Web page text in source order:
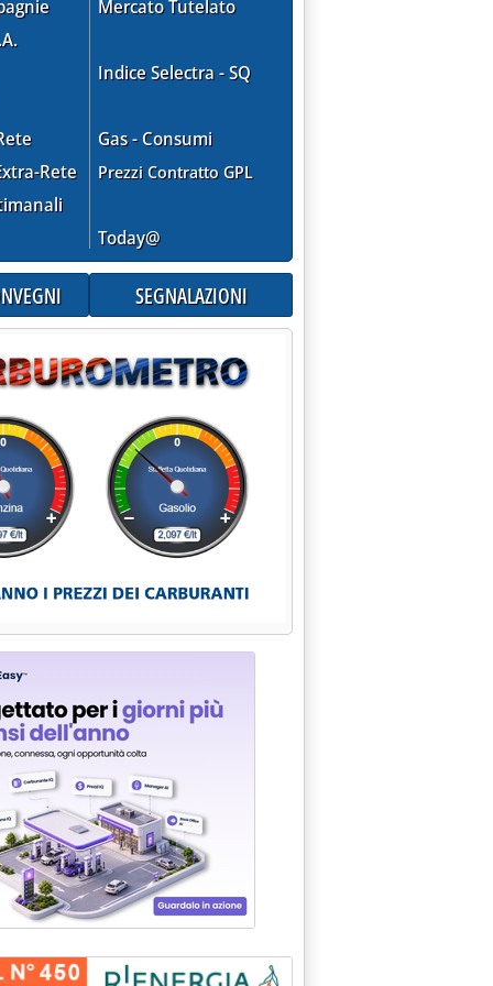
Rete
Mercato Tutelato
Indice Selectra - SQ
Gas - Consumi
Prezzi Contratto GPL
Today@
SEGNALAZIONI